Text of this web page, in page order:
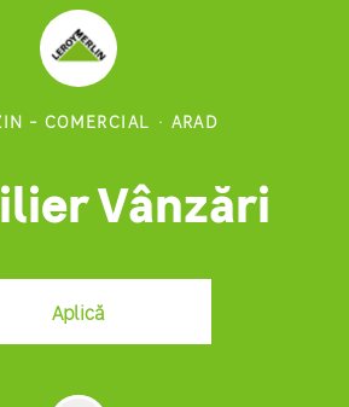
- COMERCIAL · ARAD
Vânzări
Aplică